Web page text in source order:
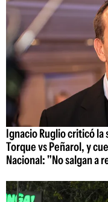
Ignacio Ruglio criticó
Torque vs Peñarol, y
Nacional: "No salgan a